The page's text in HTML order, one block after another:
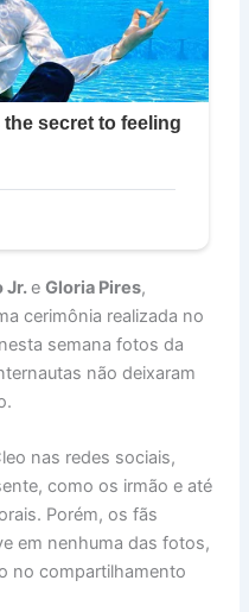
Jr.eGloria Pires,
cerimônia realizada no
semana fotos da
não deixaram
nas redes sociais,
como os irmão e até
Porém, os fãs
em nenhuma das fotos,
no compartilhamento